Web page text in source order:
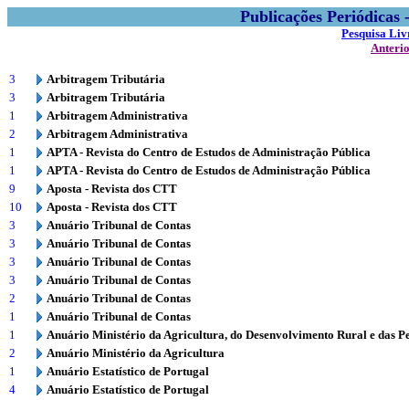
Publicações
Pesquisa
3
Arbitragem Tributária
3
Arbitragem Tributária
1
Arbitragem Administrativa
2
Arbitragem Administrativa
1
APTA - Revista do Centro de Estudos de Administração Pública
1
APTA - Revista do Centro de Estudos de Administração Pública
9
Aposta - Revista dos CTT
10
Aposta - Revista dos CTT
3
Anuário Tribunal de Contas
3
Anuário Tribunal de Contas
3
Anuário Tribunal de Contas
3
Anuário Tribunal de Contas
2
Anuário Tribunal de Contas
1
Anuário Tribunal de Contas
1
Anuário Ministério da Agricultura, do Desenvolvimento Rural e das
2
Anuário Ministério da Agricultura
1
Anuário Estatístico de Portugal
4
Anuário Estatístico de Portugal